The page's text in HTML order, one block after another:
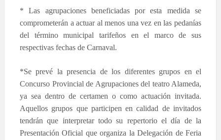
* Las agrupaciones beneficiadas por esta medida se
comprometerán a actuar al menos una vez en las pedanías
del término municipal tarifeños en el marco de sus
respectivas fechas de Carnaval.
*Se prevé la presencia de los diferentes grupos en el
Concurso Provincial de Agrupaciones del teatro Alameda,
ya sea dentro de certamen o como actuación invitada.
Aquellos grupos que participen en calidad de invitados
tendrán que interpretar todo su repertorio el día de la
Presentación Oficial que organiza la Delegación de Feria